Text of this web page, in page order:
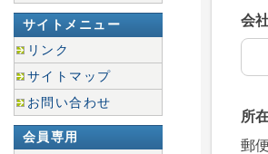
サイトメニュー
リンク
サイトマップ
お問い合わせ
会員専用